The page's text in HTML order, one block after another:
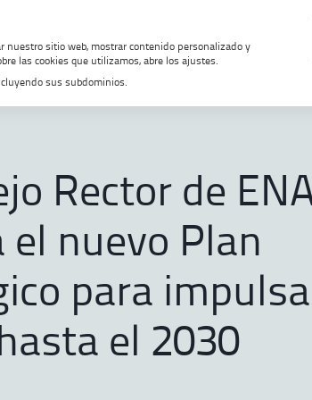
ENAIRE aprueba el nuevo Plan Estratégico para impulsar
Rector de
nuevo Plan
para
el 2030
sitio web, mostrar contenido personalizado y
las cookies que utilizamos, abre los ajustes.
sus subdominios.